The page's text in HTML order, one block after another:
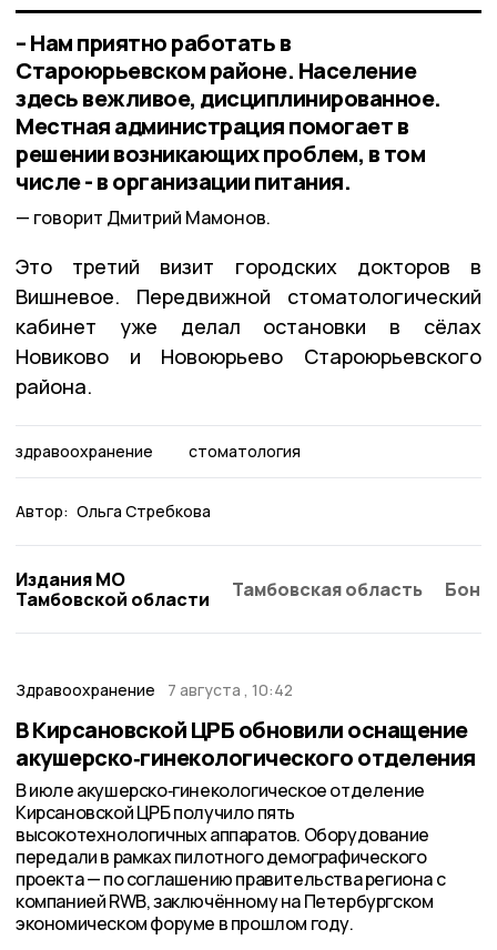
– Нам приятно работать в
Староюрьевском районе. Население
здесь вежливое, дисциплинированное.
Местная администрация помогает в
решении возникающих проблем, в том
числе - в организации питания.
говорит Дмитрий Мамонов.
Это третий визит городских докторов в
Вишневое. Передвижной стоматологический
кабинет уже делал остановки в сёлах
Новиково и Новоюрьево Староюрьевского
района.
здравоохранение стоматология
Автор: Ольга Стребкова
Издания МО
Тамбовской области
Тамбовская область
Здравоохранение 7 августа , 10:42
В Кирсановской ЦРБ обновили оснащение
акушерско‑гинекологического отделения
В июле акушерско‑гинекологическое отделение
Кирсановской ЦРБ получило пять
высокотехнологичных аппаратов. Оборудование
передали в рамках пилотного демографического
проекта — по соглашению правительства региона с
компанией RWB, заключённому на Петербургском
экономическом форуме в прошлом году.